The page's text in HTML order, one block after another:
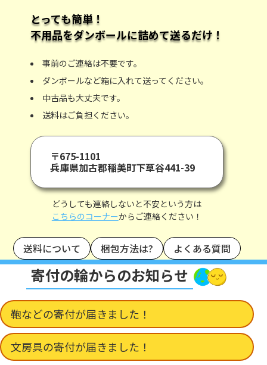
とっても簡単！
不用品をダンボールに詰めて送るだけ！
事前のご連絡は不要です。
ダンボールなど箱に入れて送ってください。
中古品も大丈夫です。
送料はご負担ください。
〒675-1101
兵庫県加古郡稲美町下草谷441-39
どうしても連絡しないと不安という方は
こちらのコーナーからご連絡ください！
送料について 梱包方法は? よくある質問
寄付の輪からのお知らせ
鞄などの寄付が届きました！
文房具の寄付が届きました！